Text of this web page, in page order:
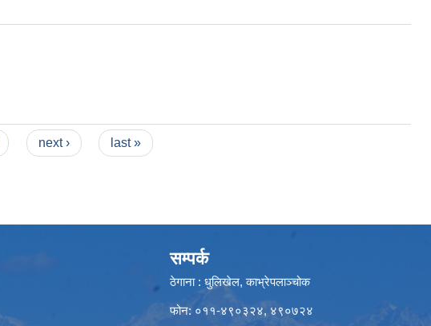
next › last »
सम्पर्क
ठेगाना : धुलिखेल, काभ्रेपलाञ्चोक
फोन: ०११-४९०३२४, ४९०७२४